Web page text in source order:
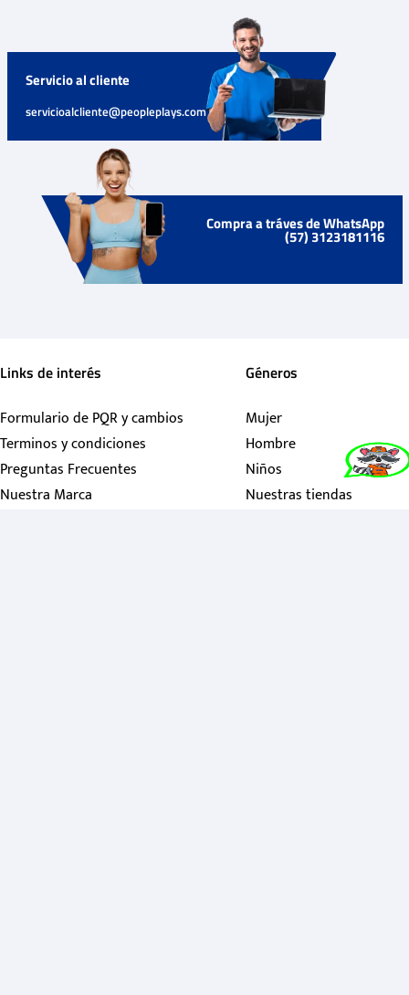
Servicio al cliente
servicioalcliente@peopleplays.com
Compra a tráves de WhatsApp
(57) 3123181116
Links de interés
Formulario de PQR y cambios
Terminos y condiciones
Preguntas Frecuentes
Nuestra Marca
Géneros
Mujer
Hombre
Niños
Nuestras tiendas